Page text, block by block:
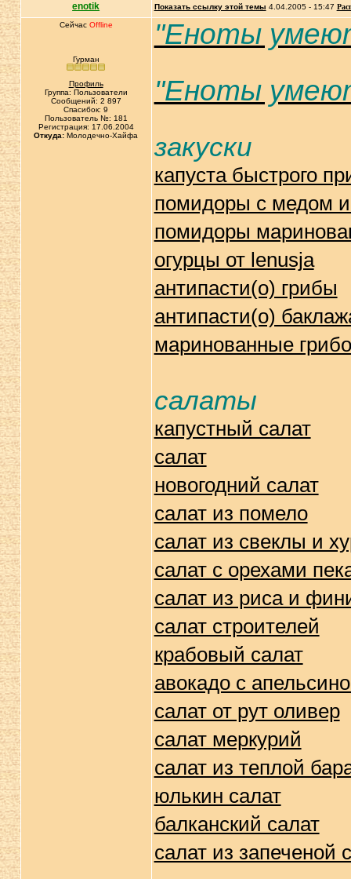
enotik Показать ссылку этой темы 4.04.2005 - 15:47
Сейчас Offline
Гурман
Профиль
Группа: Пользователи
Сообщений: 2 897
Спасибок: 9
Пользователь №: 181
Регистрация: 17.06.2004
Откуда: Молодечно-Хайфа
"Еноты
"Еноты
закуски
капуста быстрого
помидоры с медом
помидоры
огурцы от lenusja
антипасти(о) грибы
антипасти(о)
маринованные
салаты
капустный салат
салат
новогодний салат
салат из помело
салат из свеклы и
салат с орехами
салат из риса и
салат строителей
крабовый салат
авокадо с
салат от рут оливер
салат меркурий
салат из теплой
юлькин салат
балканский салат
салат из запеченой